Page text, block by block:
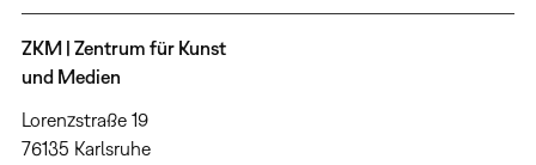
ZKM | Zentrum für Kunst
und Medien
Lorenzstraße 19
76135 Karlsruhe